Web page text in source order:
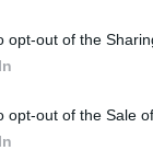
opt-out of the
opt-out of the Sale
pakolj
rá, hogy ennyi
A
amit ebben